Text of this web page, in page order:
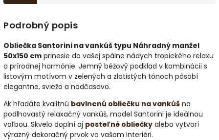
Podrobný popis
Obliečka Santorini na vankúš typu Náhradný manžel
50x150 cm prinesie do vašej spálne nádych tropického relaxu
a prírodnej harmónie. Jemný béžový podklad v kombinácii s
listovým motívom v zelených a zlatistých tónoch pôsobí
elegantne, sviežo a nadčasovo.
Ak hľadáte kvalitnú bavlnenú obliečku na vankúš na
podlhovastý relaxačný vankúš, model Santorini je ideálnou
voľbou. Skvelo doplní aj posteľné obliečky alebo vytvorí
výrazný dekoračný prvok vo vašom interiéri.